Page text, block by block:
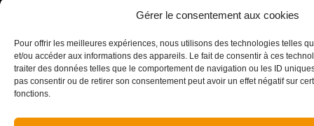
Gérer le consentement aux cookies
Pour offrir les meilleures expériences, nous utilisons des technologies telles
et/ou accéder aux informations des appareils. Le fait de consentir à ces
traiter des données telles que le comportement de navigation ou les ID
pas consentir ou de retirer son consentement peut avoir un effet négatif sur
fonctions.
OPAC de la Savoie
Patriarche & Co
Années de réalisation
Surface